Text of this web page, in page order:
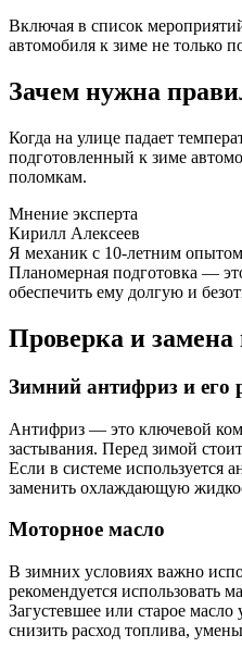
Включая в список
автомобиля к зиме не только
Зачем нужна
Когда на улице падает
подготовленный к зиме
поломкам.
Мнение эксперта
Кирилл Алексеев
Я механик с 10-летним
Планомерная подготовка —
обеспечить ему долгую и
Проверка и
Зимний антифриз и его
Антифриз — это ключевой
застывания. Перед зимой
Если в системе используется
заменить охлаждающую
Моторное масло
В зимних условиях важно
рекомендуется использовать
Загустевшее или старое
снизить расход топлива,